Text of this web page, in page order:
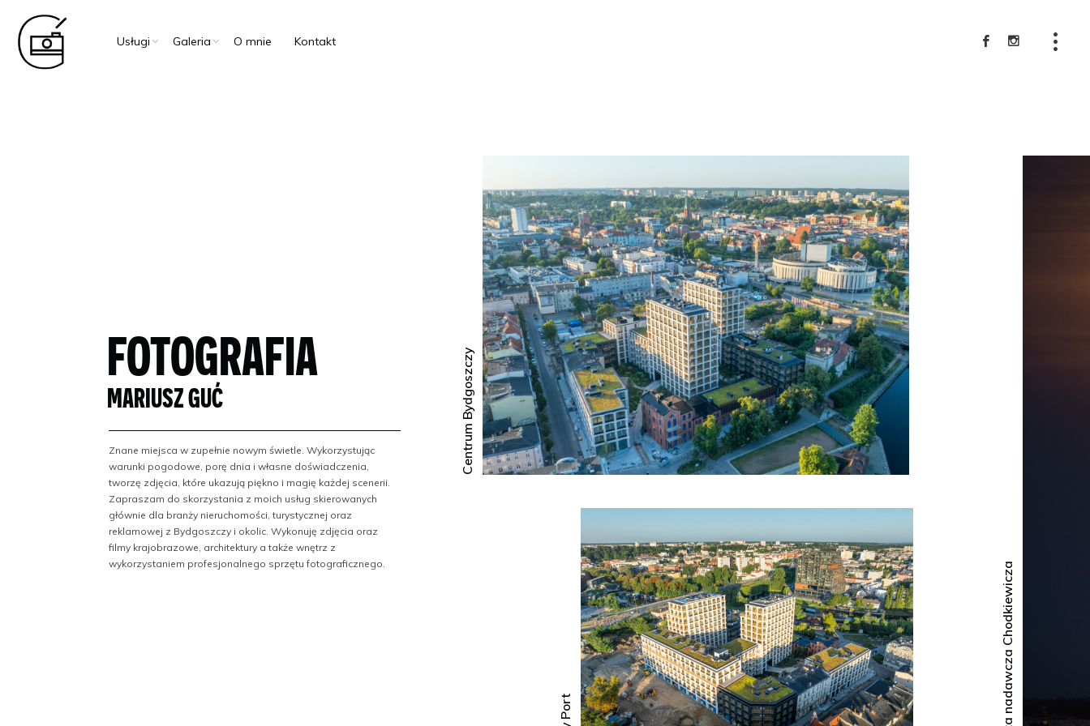
Usługi Galeria O mnie Kontakt
FOTOGRAFIA
MARIUSZ GUĆ
Znane miejsca w zupełnie nowym świetle. Wykorzystując
warunki pogodowe, porę dnia i własne doświadczenia,
tworzę zdjęcia, które ukazują piękno i magię każdej scenerii.
Zapraszam do skorzystania z moich usług skierowanych
głównie dla branży nieruchomości, turystycznej oraz
reklamowej z Bydgoszczy i okolic. Wykonuję zdjęcia oraz
filmy krajobrazowe, architektury a także wnętrz z
wykorzystaniem profesjonalnego sprzętu fotograficznego.
Centrum Bydgoszczy
Wieża nadawcza Chodkiewicza
Galeria
O mnie
Polityka prywatności
Kontakt
Copyright © 2024 Mariusz Guć